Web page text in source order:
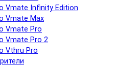
Vmate Infinity Edition
Vmate Max
Vmate Pro
Vmate Pro 2
Vthru Pro